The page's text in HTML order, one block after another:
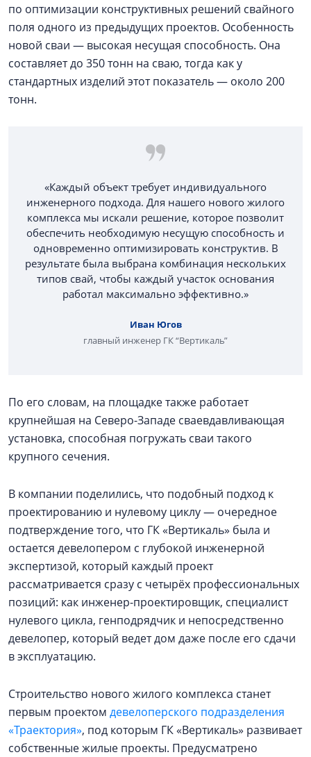
по оптимизации конструктивных решений свайного
поля одного из предыдущих проектов. Особенность
новой сваи — высокая несущая способность. Она
составляет до 350 тонн на сваю, тогда как у
стандартных изделий этот показатель — около 200
тонн.
«Каждый объект требует индивидуального
инженерного подхода. Для нашего нового жилого
комплекса мы искали решение, которое позволит
обеспечить необходимую несущую способность и
одновременно оптимизировать конструктив. В
результате была выбрана комбинация нескольких
типов свай, чтобы каждый участок основания
работал максимально эффективно.»
Иван Югов
главный инженер ГК “Вертикаль”
По его словам, на площадке также работает
крупнейшая на Северо-Западе сваевдавливающая
установка, способная погружать сваи такого
крупного сечения.
В компании поделились, что подобный подход к
проектированию и нулевому циклу — очередное
подтверждение того, что ГК «Вертикаль» была и
остается девелопером с глубокой инженерной
экспертизой, который каждый проект
рассматривается сразу с четырёх профессиональных
позиций: как инженер-проектировщик, специалист
нулевого цикла, генподрядчик и непосредственно
девелопер, который ведет дом даже после его сдачи
в эксплуатацию.
Строительство нового жилого комплекса станет
первым проектом девелоперского подразделения
«Траектория», под которым ГК «Вертикаль» развивает
собственные жилые проекты. Предусматрено